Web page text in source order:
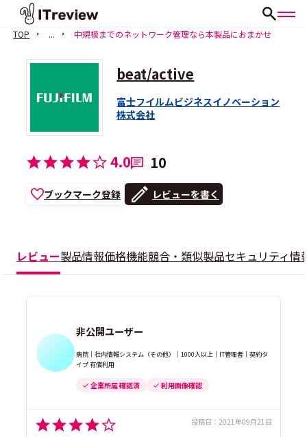
TOP ... 中規模までのネットワーク管理なら本製品におまかせ
beat/active
富士フイルムビジネスイノベーション
株式会社
4.0 10
ブックマーク登録 レビューを書く
レビュー製品情報価格機能競合・類似製品セキュリティ情
非公開ユーザー
病院｜社内情報システム（その他）｜1000人以上｜IT管理者｜契約タ
イプ 有償利用
企業所属 確認済 利用画像確認
投稿日： 2021年09月21日